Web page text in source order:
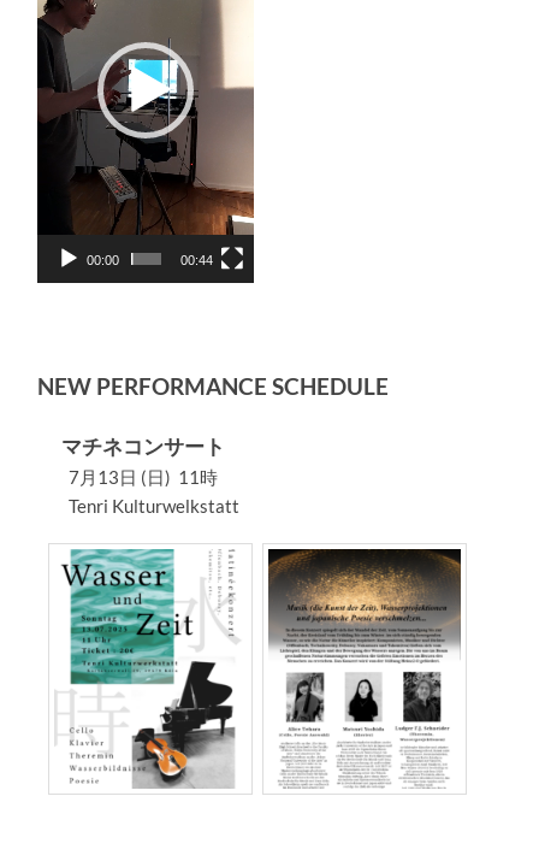
ー
ヤ
ー
00:00 00:44
NEW PERFORMANCE SCHEDULE
マチネコンサート
7月13日 (日) 11時
Tenri Kulturwelkstatt